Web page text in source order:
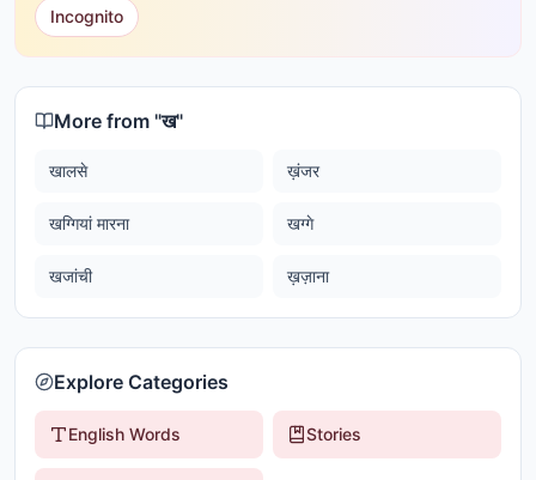
Incognito
More from "ख"
खालसे ख़ंजर
खग्गियां मारना खग्गे
खजांची ख़ज़ाना
Explore Categories
English Words Stories